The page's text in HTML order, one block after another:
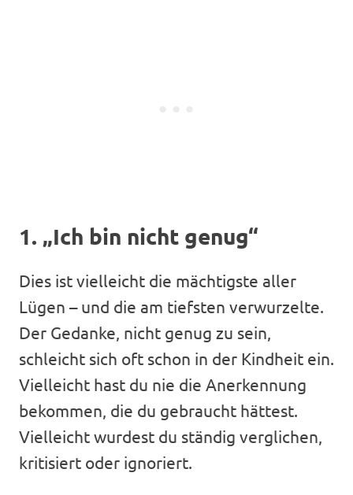
1. „Ich bin nicht genug“
Dies ist vielleicht die mächtigste aller
Lügen – und die am tiefsten verwurzelte.
Der Gedanke, nicht genug zu sein,
schleicht sich oft schon in der Kindheit ein.
Vielleicht hast du nie die Anerkennung
bekommen, die du gebraucht hättest.
Vielleicht wurdest du ständig verglichen,
kritisiert oder ignoriert.